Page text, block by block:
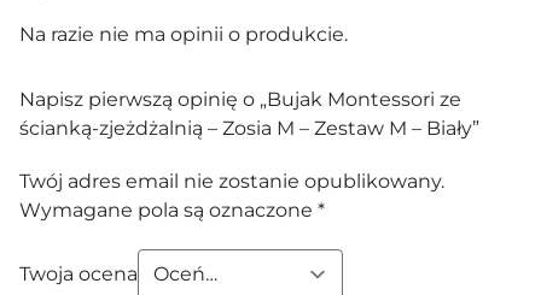
Na razie nie ma opinii o produkcie.
Napisz pierwszą opinię o „Bujak Montessori ze
ścianką-zjeżdżalnią – Zosia M – Zestaw M – Biały”
Twój adres email nie zostanie opublikowany.
Wymagane pola są oznaczone *
Twoja ocena